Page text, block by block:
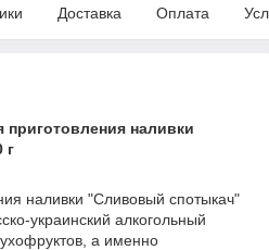
Доставка Оплата
наливки
г
наливки "Сливовый спотыкач"
украинский алкогольный
а именно